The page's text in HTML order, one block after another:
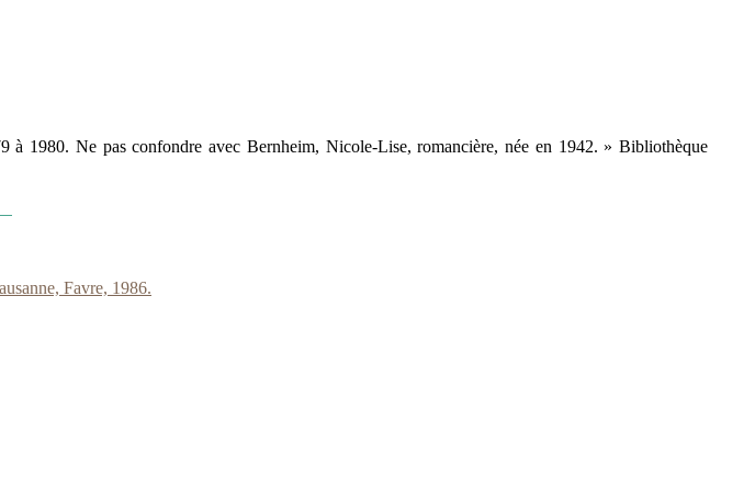
1980. Ne pas confondre avec Bernheim, Nicole-Lise, romancière, née en 1942. » Bibliothèque
Favre, 1986.